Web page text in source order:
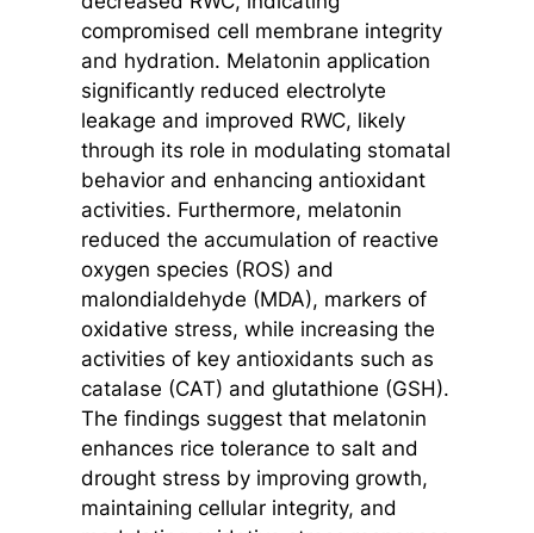
compromised cell membrane integrity
and hydration. Melatonin application
significantly reduced electrolyte
leakage and improved RWC, likely
through its role in modulating stomatal
behavior and enhancing antioxidant
activities. Furthermore, melatonin
reduced the accumulation of reactive
oxygen species (ROS) and
malondialdehyde (MDA), markers of
oxidative stress, while increasing the
activities of key antioxidants such as
catalase (CAT) and glutathione (GSH).
The findings suggest that melatonin
enhances rice tolerance to salt and
drought stress by improving growth,
maintaining cellular integrity, and